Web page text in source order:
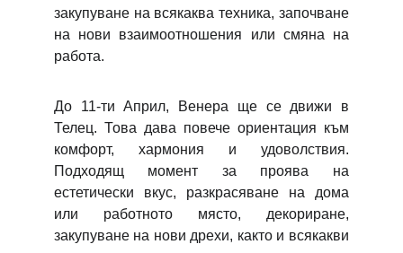
закупуване на всякаква техника, започване
на нови взаимоотношения или смяна на
работа.
До 11-ти Април, Венера ще се движи в
Телец. Това дава повече ориентация към
комфорт, хармония и удоволствия.
Подходящ момент за проява на
естетически вкус, разкрасяване на дома
или работното място, декориране,
закупуване на нови дрехи, както и всякакви